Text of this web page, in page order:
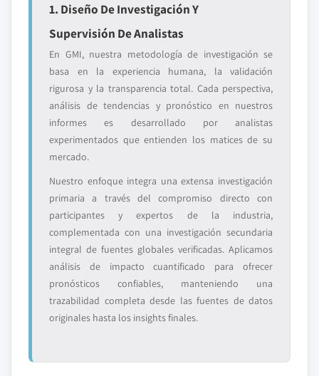
1. Diseño De Investigación Y
Supervisión De Analistas
En GMI, nuestra metodología de investigación se
basa en la experiencia humana, la validación
rigurosa y la transparencia total. Cada perspectiva,
análisis de tendencias y pronóstico en nuestros
informes es desarrollado por analistas
experimentados que entienden los matices de su
mercado.
Nuestro enfoque integra una extensa investigación
primaria a través del compromiso directo con
participantes y expertos de la industria,
complementada con una investigación secundaria
integral de fuentes globales verificadas. Aplicamos
análisis de impacto cuantificado para ofrecer
pronósticos confiables, manteniendo una
trazabilidad completa desde las fuentes de datos
originales hasta los insights finales.